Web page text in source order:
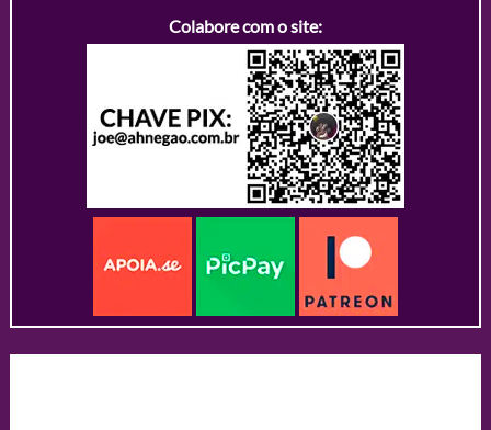
Colabore com o site: